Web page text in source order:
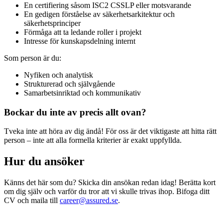
En certifiering såsom ISC2 CSSLP eller motsvarande
En gedigen förståelse av säkerhetsarkitektur och
säkerhetsprinciper
Förmåga att ta ledande roller i projekt
Intresse för kunskapsdelning internt
Som person är du:
Nyfiken och analytisk
Strukturerad och självgående
Samarbetsinriktad och kommunikativ
Bockar du inte av precis allt ovan?
Tveka inte att höra av dig ändå! För oss är det viktigaste att hitta rätt
person – inte att alla formella kriterier är exakt uppfyllda.
Hur du ansöker
Känns det här som du? Skicka din ansökan redan idag! Berätta kort
om dig själv och varför du tror att vi skulle trivas ihop. Bifoga ditt
CV och maila till career@assured.se.